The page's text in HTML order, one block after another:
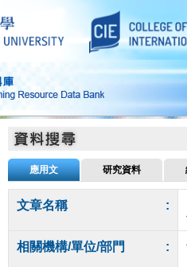
應用文 研究資料
文章名稱 :
相關機構/單位/部門 :